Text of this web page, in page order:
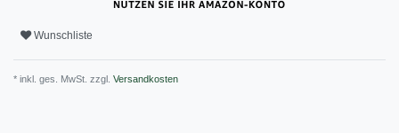
Wunschliste
* inkl. ges. MwSt. zzgl. Versandkosten